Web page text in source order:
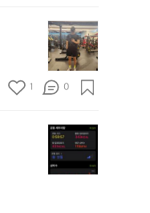
동
하
자
고
다
짐
아
직
까
지
서
턱
걸
이
하
나
매
했
네
요
별
로
그
래
도
늘
도
💪
완
-
1
1
목
표
ㅎ
ㅎ
조
1 0
오
늘
의
스